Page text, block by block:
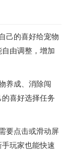
己的喜好给宠物
由调整，增加
养成、消除闯
喜好选择任务
要点击或滑动屏
玩家也能快速